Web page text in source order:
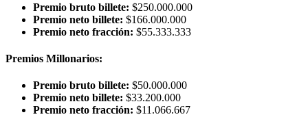
Premio bruto billete: $250.000.000
Premio neto billete: $166.000.000
Premio neto fracción: $55.333.333
Premios Millonarios:
Premio bruto billete: $50.000.000
Premio neto billete: $33.200.000
Premio neto fracción: $11.066.667